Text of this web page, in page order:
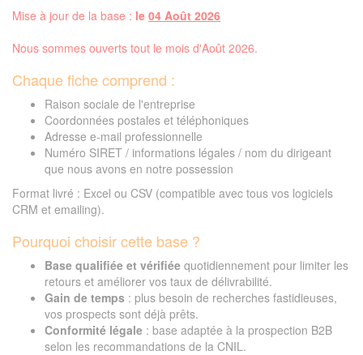
Mise à jour de la base : le 04 Août 2026
Nous sommes ouverts tout le mois d'Août 2026.
Chaque fiche comprend :
Raison sociale de l'entreprise
Coordonnées postales et téléphoniques
Adresse e-mail professionnelle
Numéro SIRET / informations légales / nom du dirigeant
que nous avons en notre possession
Format livré : Excel ou CSV (compatible avec tous vos logiciels
CRM et emailing).
Pourquoi choisir cette base ?
Base qualifiée et vérifiée quotidiennement pour limiter les
retours et améliorer vos taux de délivrabilité.
Gain de temps : plus besoin de recherches fastidieuses,
vos prospects sont déjà prêts.
Conformité légale : base adaptée à la prospection B2B
selon les recommandations de la CNIL.